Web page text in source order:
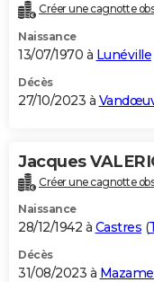
Créer une cagnotte
Naissance
13/07/1970 à Lunéville
Décès
27/10/2023 à
Jacques
Créer une cagnotte
Naissance
28/12/1942 à Castres (
Décès
31/08/2023 à